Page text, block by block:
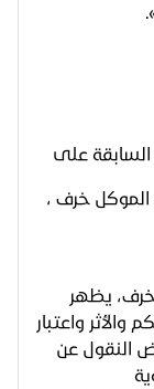
على
الموكل خرف ،
يظهر
واعتبار
النقول عن